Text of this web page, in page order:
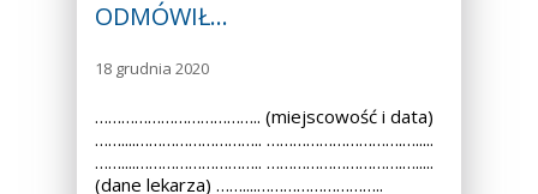
ODMÓWIŁ…
18 grudnia 2020
……………………………….. (miejscowość i data)
……....……………………….. ………………………….….....
……....……………………….. ………………………….….....
(dane lekarza) ……....………………………..